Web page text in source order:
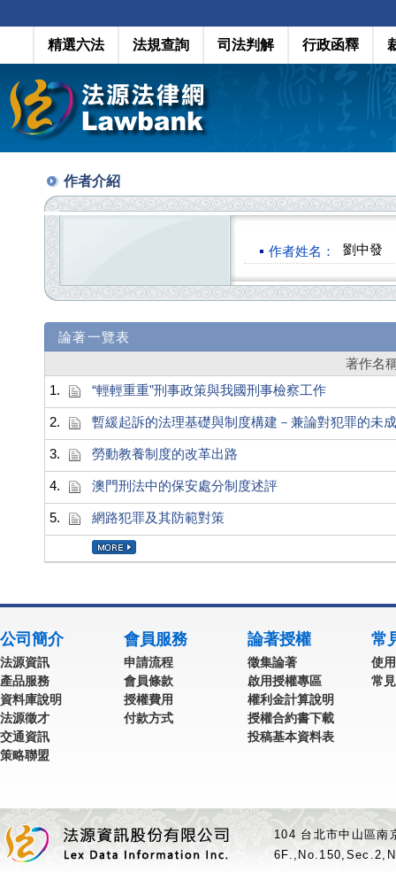
精選六法 法規查詢 司法判解 行政函釋
作者介紹
作者姓名： 劉中發
論著一覽表
著作名
1.
“輕輕重重”刑事政策與我國刑事檢察工作
2. 暫緩起訴的法理基礎與制度構建－兼論對犯罪的未
3. 勞動教養制度的改革出路
4. 澳門刑法中的保安處分制度述評
5. 網路犯罪及其防範對策
公司簡介
法源資訊
產品服務
資料庫說明
法源徵才
交通資訊
策略聯盟
會員服務
申請流程
會員條款
授權費用
付款方式
論著授權
徵集論著
啟用授權專區
權利金計算說明
授權合約書下載
投稿基本資料表
常
使
常
104 台北市中山區